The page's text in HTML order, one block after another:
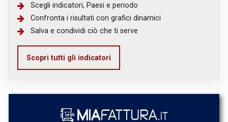
Scegli indicatori, Paesi e periodo
Confronta i risultati con grafici dinamici
Salva e condividi ciò che ti serve
Scopri tutti gli indicatori